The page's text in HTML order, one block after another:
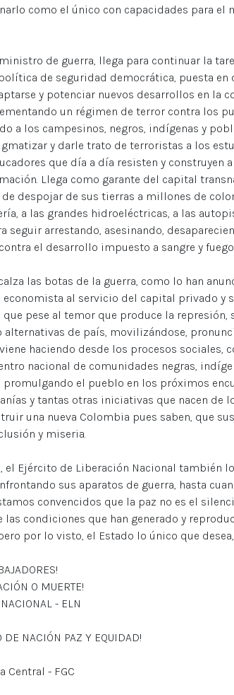
como el único con capacidades para el
de guerra, llega para continuar la
de seguridad democrática, puesta en
y potenciar nuevos desarrollos en la
un régimen de terror contra los
a los campesinos, negros, indígenas y
y darle trato de terroristas a los
que día a día resisten y construyen
Llega como garante del capital
despojar de sus tierras a millones de
a las grandes hidroeléctricas, a las
seguir arrestando, asesinando,
el desarrollo impuesto a sangre y
las botas de la guerra, como lo han
al servicio del capital privado y
pese al temor que produce la represión,
alternativas de país, movilizándose,
haciendo desde los procesos sociales,
nacional de comunidades negras,
promulgando el pueblo en los próximos
y tantas otras iniciativas que nacen de
una nueva Colombia pues saben, que
y miseria.
el Ejército de Liberación Nacional también
sus aparatos de guerra, hasta
convencidos que la paz no es el
las condiciones que han generado y
por lo visto, el Estado lo único que
O MUERTE!
- ELN
DE NACIÓN PAZ Y EQUIDAD!
Central - FGC